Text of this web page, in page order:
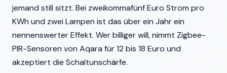
jemand still sitzt. Bei zweikommafünf Euro Strom pro
KWh und zwei Lampen ist das über ein Jahr ein
nennenswerter Effekt. Wer billiger will, nimmt Zigbee-
PIR-Sensoren von Aqara für 12 bis 18 Euro und
akzeptiert die Schaltunschärfe.